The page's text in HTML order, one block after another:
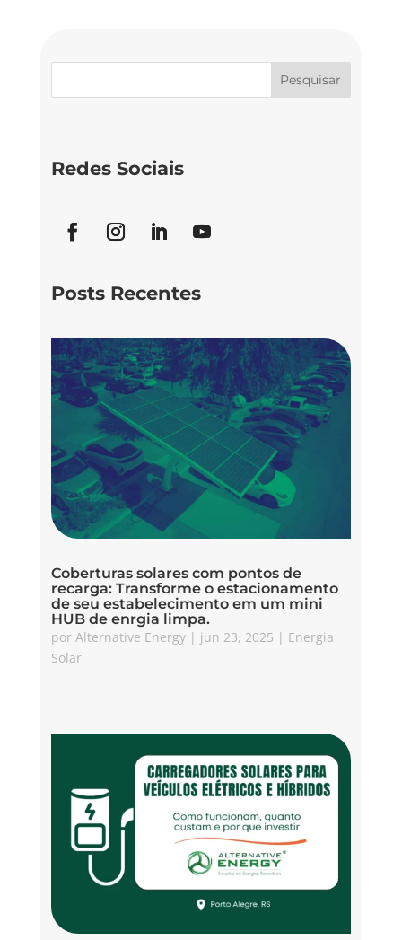
Redes Sociais
Posts Recentes
Coberturas solares com pontos de
recarga: Transforme o estacionamento
de seu estabelecimento em um mini
HUB de enrgia limpa.
por Alternative Energy| jun 23, 2025 | Energia
Solar